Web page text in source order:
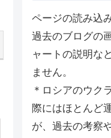
ページの読み込
過去のブログの
ャートの説明な
ません。
＊ロシアのウク
際にはほとんど
が、過去の考察